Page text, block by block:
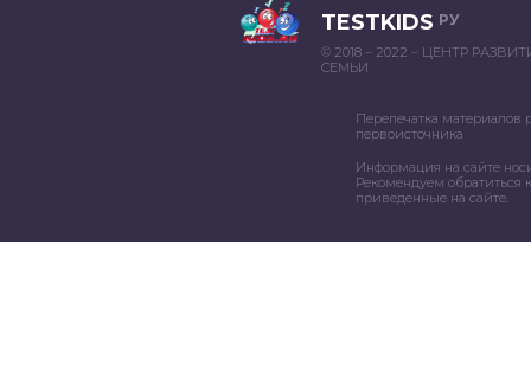
TESTKIDS РУ
© 2018 – 2022 – ЦЕНТР
СЕМЬИ
Перепечатка материалов
первоисточника
Информация на сайте
Рекомендуем обратиться
приведенные на сайте.